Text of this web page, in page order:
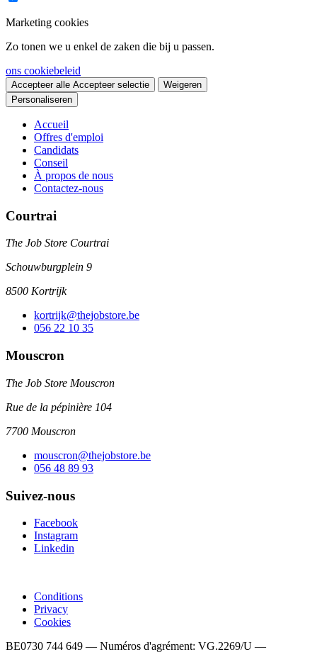
Marketing cookies
Zo tonen we u enkel de zaken die bij u passen.
ons cookiebeleid
Accepteer alle Accepteer selectie
Weigeren
Personaliseren
Accueil
Offres d'emploi
Candidats
Conseil
À propos de nous
Contactez-nous
Courtrai
The Job Store Courtrai
Schouwburgplein 9
8500 Kortrijk
kortrijk@thejobstore.be
056 22 10 35
Mouscron
The Job Store Mouscron
Rue de la pépinière 104
7700 Mouscron
mouscron@thejobstore.be
056 48 89 93
Suivez-nous
Facebook
Instagram
Linkedin
Conditions
Privacy
Cookies
BE0730 744 649 — Numéros d'agrément: VG.2269/U —